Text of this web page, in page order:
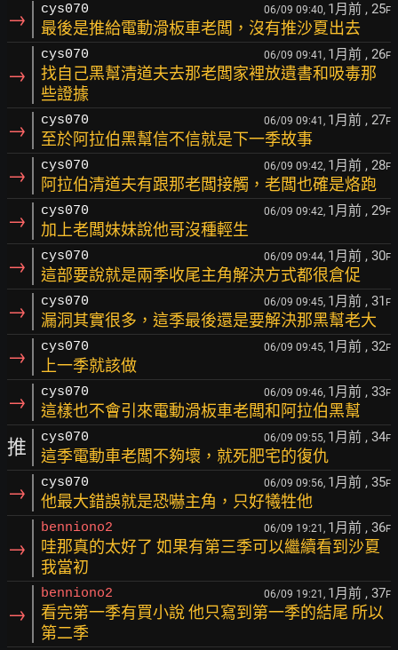
→ cys070 06/09 09:40, 1月前 , 25F
最後是推給電動滑板車老闆，沒有推沙夏出去
→
cys070 06/09 09:41, 1月前 , 26F
找自己黑幫清道夫去那老闆家裡放遺書和吸毒那
些證據
→ cys070 06/09 09:41, 1月前 , 27F
至於阿拉伯黑幫信不信就是下一季故事
→ cys070 06/09 09:42, 1月前 , 28F
阿拉伯清道夫有跟那老闆接觸，老闆也確是烙跑
→ cys070 06/09 09:42, 1月前 , 29F
加上老闆妹妹說他哥沒種輕生
→ cys070 06/09 09:44, 1月前 , 30F
這部要說就是兩季收尾主角解決方式都很倉促
→ cys070 06/09 09:45, 1月前 , 31 F
漏洞其實很多，這季最後還是要解決那黑幫老大
→ cys070 06/09 09:45, 1月前 , 32F
上一季就該做
→ cys070 06/09 09:46, 1月前 , 33F
這樣也不會引來電動滑板車老闆和阿拉伯黑幫
推 cys070 06/09 09:55, 1月前 , 34F
這季電動車老闆不夠壞，就死肥宅的復仇
→ cys070 06/09 09:56, 1月前 , 35F
他最大錯誤就是恐嚇主角，只好犧牲他
→
benniono2 06/09 19:21, 1月前 , 36F
哇那真的太好了 如果有第三季可以繼續看到沙夏
我當初
→
benniono2 06/09 19:21, 1月前 , 37F
看完第一季有買小說 他只寫到第一季的結尾 所以
第二季